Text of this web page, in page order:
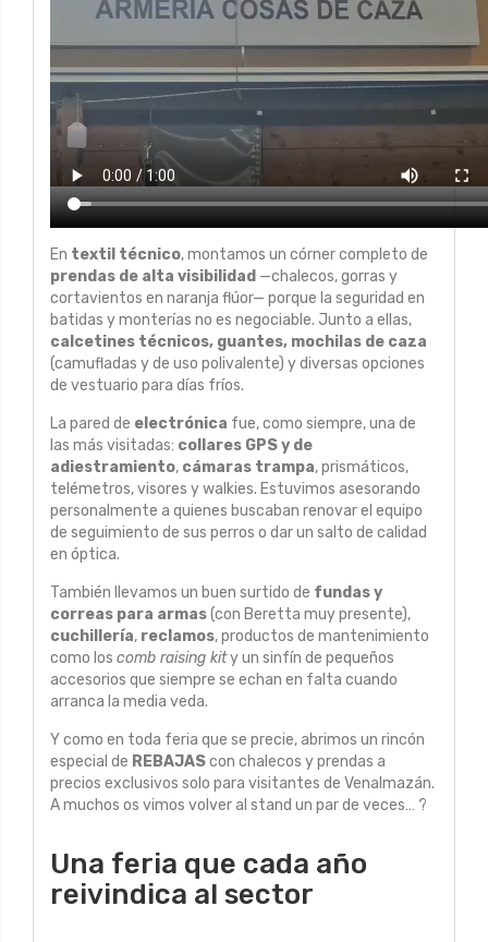
En textil técnico, montamos un córner completo de
prendas de alta visibilidad —chalecos, gorras y
cortavientos en naranja flúor— porque la seguridad en
batidas y monterías no es negociable. Junto a ellas,
calcetines técnicos, guantes, mochilas de caza
(camufladas y de uso polivalente) y diversas opciones
de vestuario para días fríos.
La pared de electrónica fue, como siempre, una de
las más visitadas: collares GPS y de
adiestramiento, cámaras trampa, prismáticos,
telémetros, visores y walkies. Estuvimos asesorando
personalmente a quienes buscaban renovar el equipo
de seguimiento de sus perros o dar un salto de calidad
en óptica.
También llevamos un buen surtido de fundas y
correas para armas(con Beretta muy presente),
cuchillería, reclamos, productos de mantenimiento
como los comb raising kity un sinfín de pequeños
accesorios que siempre se echan en falta cuando
arranca la media veda.
Y como en toda feria que se precie, abrimos un rincón
especial de REBAJAScon chalecos y prendas a
precios exclusivos solo para visitantes de Venalmazán.
A muchos os vimos volver al stand un par de veces… ?
Una feria que cada año
reivindica al sector